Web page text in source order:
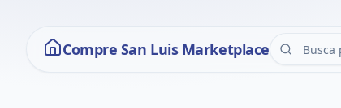
Compre San Luis Marketplace